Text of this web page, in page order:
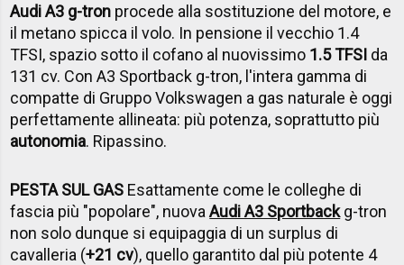
Audi A3 g-tron procede alla sostituzione del motore, e
il metano spicca il volo. In pensione il vecchio 1.4
TFSI, spazio sotto il cofano al nuovissimo 1.5 TFSI da
131 cv. Con A3 Sportback g-tron, l'intera gamma di
compatte di Gruppo Volkswagen a gas naturale è oggi
perfettamente allineata: più potenza, soprattutto più
autonomia. Ripassino.
PESTA SUL GAS Esattamente come le colleghe di
fascia più "popolare", nuovaAudi A3 Sportbackg-tron
non solo dunque si equipaggia di un surplus di
cavalleria (+21 cv), quello garantito dal più potente 4